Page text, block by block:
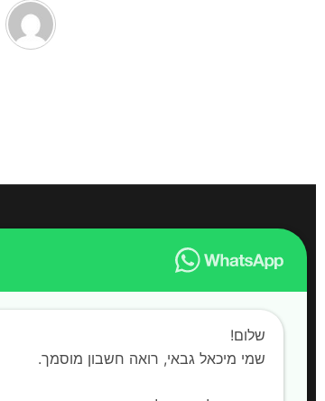
משרד רואה חשבון מיכאל גבאי
שירותי רו"ח מקצועיים בחדרה | הנהלת חשבונות |
שלום!
שמי מיכאל גבאי, רואה חשבון מוסמך. ‍